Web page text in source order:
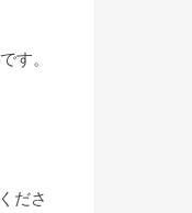
す。
ださ